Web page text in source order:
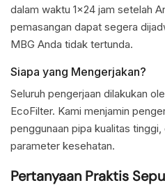
dalam waktu 1×24 jam setelah
pemasangan dapat segera
MBG Anda tidak tertunda.
Siapa yang Mengerjakan?
Seluruh pengerjaan dilakukan
EcoFilter. Kami menjamin
penggunaan pipa kualitas tinggi,
parameter kesehatan.
Pertanyaan Praktis